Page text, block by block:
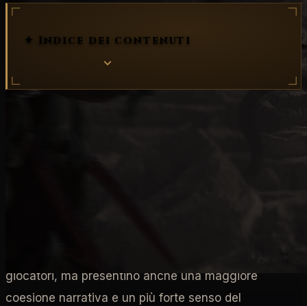
✦ Indice dei contenuti
giocatori, ma presentino anche una maggiore
coesione narrativa e un più forte senso del